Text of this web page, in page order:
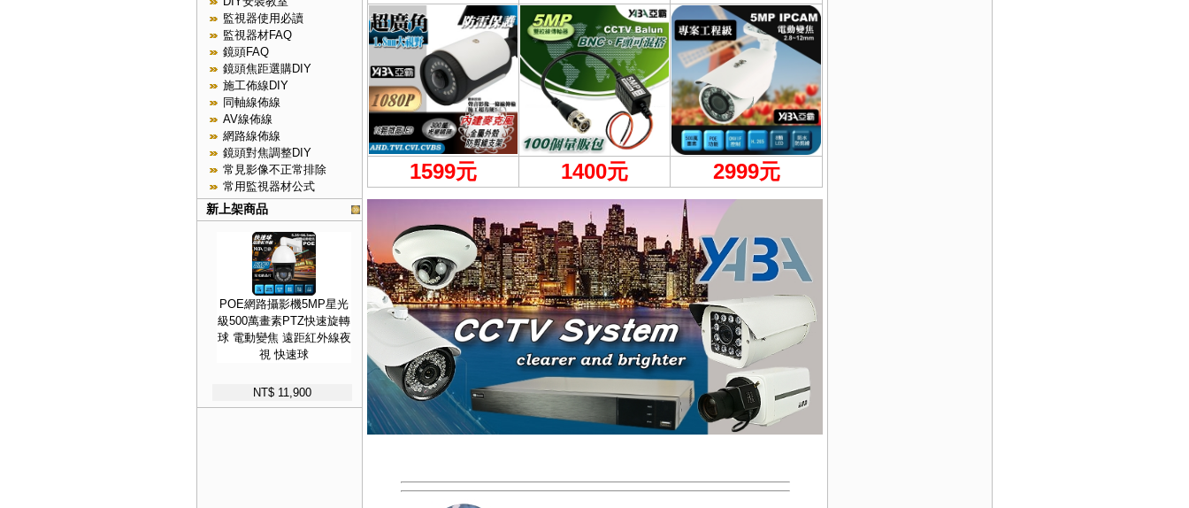
監視器使用必讀
監視器材FAQ
鏡頭FAQ
鏡頭焦距選購DIY
施工佈線DIY
同軸線佈線
AV線佈線
網路線佈線
鏡頭對焦調整DIY
常見影像不正常排除
常用監視器材公式
新上架商品
POE網路攝影機5MP星光
級500萬畫素PTZ快速旋轉
球 電動變焦 遠距紅外線夜
視 快速球
NT$ 11,900
1599元 1400元 2999元